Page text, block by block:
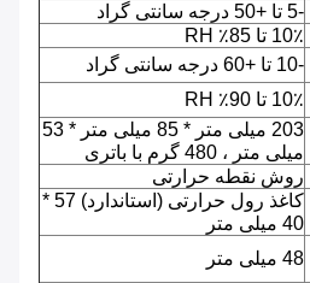
-5 تا +50 درجه سانتی گراد
10٪ تا 85٪ RH
-10 تا +60 درجه سانتی گراد
10٪ تا 90٪ RH
203 میلی متر * 85 میلی متر * 53
میلی متر ، 480 گرم با باتری
روش نقطه حرارتی
کاغذ رول حرارتی (استاندارد) 57 *
40 میلی متر
48 میلی متر